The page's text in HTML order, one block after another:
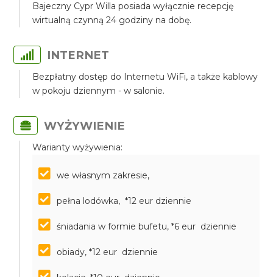
Bajeczny Cypr Willa posiada wyłącznie recepcję
wirtualną czynną 24 godziny na dobę.
INTERNET
Bezpłatny dostęp do Internetu WiFi, a także kablowy
w pokoju dziennym - w salonie.
WYŻYWIENIE
Warianty wyżywienia:
we własnym zakresie,
pełna lodówka, *12 eur dziennie
śniadania w formie bufetu, *6 eur dziennie
obiady, *12 eur dziennie